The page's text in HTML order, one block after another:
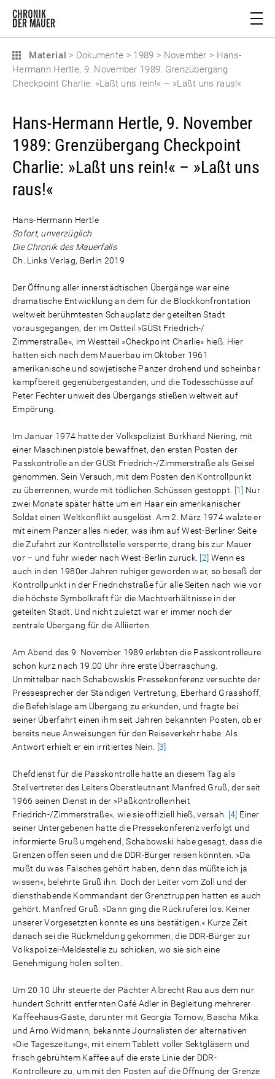
Material > Dokumente > 1989 > November > Hans-
Hermann Hertle, 9. November 1989: Grenzübergang
Checkpoint Charlie: »Laßt uns rein!« – »Laßt uns raus!«
Hans-Hermann Hertle, 9. November
1989: Grenzübergang Checkpoint
Charlie: »Laßt uns rein!« – »Laßt uns
raus!«
Hans-Hermann Hertle
Sofort, unverzüglich
Die Chronik des Mauerfalls
Ch. Links Verlag, Berlin 2019
Der Öffnung aller innerstädtischen Übergänge war eine
dramatische Entwicklung an dem für die Blockkonfrontation
weltweit berühmtesten Schauplatz der geteilten Stadt
vorausgegangen, der im Ostteil »GÜSt Friedrich-/
Zimmerstraße«, im Westteil »Checkpoint Charlie« hieß. Hier
hatten sich nach dem Mauerbau im Oktober 1961
amerikanische und sowjetische Panzer drohend und scheinbar
kampfbereit gegenübergestanden, und die Todesschüsse auf
Peter Fechter unweit des Übergangs stießen weltweit auf
Empörung.
Im Januar 1974 hatte der Volkspolizist Burkhard Niering, mit
einer Maschinenpistole bewaffnet, den ersten Posten der
Passkontrolle an der GÜSt Friedrich-/Zimmerstraße als Geisel
genommen. Sein Versuch, mit dem Posten den Kontrollpunkt
zu überrennen, wurde mit tödlichen Schüssen gestoppt.
[1] Nur
zwei Monate später hätte um ein Haar ein amerikanischer
Soldat einen Weltkonflikt ausgelöst. Am 2. März 1974 walzte er
mit einem Panzer alles nieder, was ihm auf West-Berliner Seite
die Zufahrt zur Kontrollstelle versperrte, drang bis zur Mauer
vor – und fuhr wieder nach West-Berlin zurück. [2] Wenn es
auch in den 1980er Jahren ruhiger geworden war, so besaß der
Kontrollpunkt in der Friedrichstraße für alle Seiten nach wie vor
die höchste Symbolkraft für die Machtverhältnisse in der
geteilten Stadt. Und nicht zuletzt war er immer noch der
zentrale Übergang für die Alliierten.
Am Abend des 9. November 1989 erlebten die Passkontrolleure
schon kurz nach 19.00 Uhr ihre erste Überraschung.
Unmittelbar nach Schabowskis Pressekonferenz versuchte der
Pressesprecher der Ständigen Vertretung, Eberhard Grasshoff,
die Befehlslage am Übergang zu erkunden, und fragte bei
seiner Überfahrt einen ihm seit Jahren bekannten Posten, ob er
bereits neue Anweisungen für den Reiseverkehr habe. Als
Antwort erhielt er ein irritiertes Nein.
[3]
Chefdienst für die Passkontrolle hatte an diesem Tag als
Stellvertreter des Leiters Oberstleutnant Manfred Gruß, der seit
1966 seinen Dienst in der »Paßkontrolleinheit
Friedrich-/Zimmerstraße«, wie sie offiziell hieß, versah.
[4] Einer
seiner Untergebenen hatte die Pressekonferenz verfolgt und
informierte Gruß umgehend, Schabowski habe gesagt, dass die
Grenzen offen seien und die DDR-Bürger reisen könnten. »Da
mußt du was Falsches gehört haben, denn das müßte ich ja
wissen«, belehrte Gruß ihn. Doch der Leiter vom Zoll und der
diensthabende Kommandant der Grenztruppen hatten es auch
gehört. Manfred Gruß: »Dann ging die Rückruferei los. Keiner
unserer Vorgesetzten konnte es uns bestätigen.« Kurze Zeit
danach sei die Rückmeldung gekommen, die DDR-Bürger zur
Volkspolizei-Meldestelle zu schicken, wo sie sich eine
Genehmigung holen sollten.
Um 20.10 Uhr steuerte der Pächter Albrecht Rau aus dem nur
hundert Schritt entfernten Café Adler in Begleitung mehrerer
Kaffeehaus-Gäste, darunter mit Georgia Tornow, Bascha Mika
und Arno Widmann, bekannte Journalisten der alternativen
»Die Tageszeitung«, mit einem Tablett voller Sektgläsern und
frisch gebrühtem Kaffee auf die erste Linie der DDR-
Kontrolleure zu, um mit den Posten auf die Öffnung der Grenze